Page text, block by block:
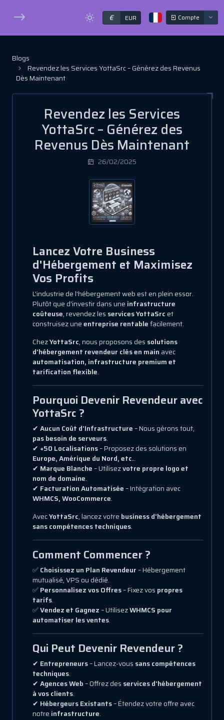
€ EUR Compte
Blogs
Revendez les Services YottaSrc – Générez des Revenus
Dès Maintenant
Revendez les Services
YottaSrc – Générez des
Revenus Dès Maintenant
26/02/2025
Lancez Votre Business
d'Hébergement et Maximisez
Vos Profits
L'industrie de l'hébergement web est en plein essor.
Plutôt que d'investir dans une infrastructure
coûteuse, revendez les services YottaSrcet
construisez uneentreprise rentablefacilement.
ChezYottaSrc, nous proposons des solutions
d'hébergement revendeur clés en main avec
automatisation, infrastructure premium et
tarification flexible.
Pourquoi Devenir Revendeur avec
YottaSrc ?
✔ Aucun Coût d'Infrastructure– Nous gérons tout,
pas besoin de serveurs.
✔ +50 Localisations– Proposez des solutions en
Europe, Amérique du Nord, etc..
✔ Marque Blanche– Utilisezvotre propre logo et
nom de domaine.
✔ Facturation Automatisée– Intégration avec
WHMCS, WooCommerce.
AvecYottaSrc, lancez votre business d'hébergement
sans compétences techniques.
Comment Commencer ?
✅Choisissez un Plan Revendeur– Hébergement
mutualisé, VPS ou dédié.
✅Personnalisez vos Offres– Fixez vos propres
tarifs.
✅Vendez et Gagnez– UtilisezWHMCS pour
automatiser les ventes.
Qui Peut Devenir Revendeur ?
✔ Entrepreneurs– Lancez-vous sans compétences
techniques.
✔ Agences Web– Offrez des services d'hébergement
à vos clients.
✔ Hébergeurs Existants– Étendez votre offre avec
notre infrastructure.